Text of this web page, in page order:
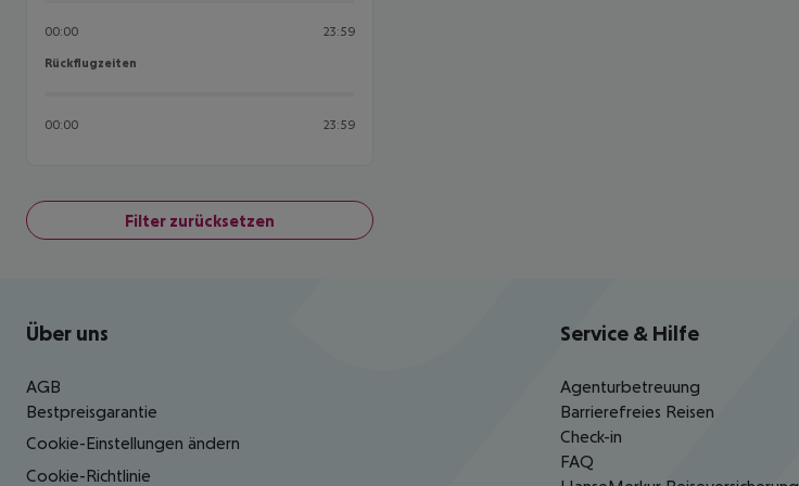
00:00 23:59
Rückflugzeiten
Rückflugzeiten
00:00 23:59
Filter zurücksetzen
Footer navigation
Über uns
AGB
Bestpreisgarantie
Cookie-Einstellungen ändern
Cookie-Richtlinie
Service & Hilfe
Agenturbetreuung
Barrierefreies Reisen
Check-in
FAQ